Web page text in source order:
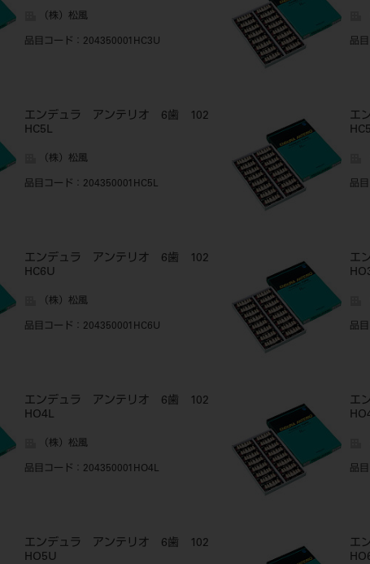
（株）松風
品目コード ：204350001HC3U 品
エンデュラ アンテリオ 6歯 102
HC5L
（株）松風
品目コード ：204350001HC5L
エ
品
エンデュラ アンテリオ 6歯 102
HC6U
（株）松風
品目コード ：204350001HC6U
エ
品
エンデュラ アンテリオ 6歯 102
HO4L
（株）松風
品目コード ：204350001HO4L
エ
品
エンデュラ アンテリオ 6歯 102
HO5U
エ